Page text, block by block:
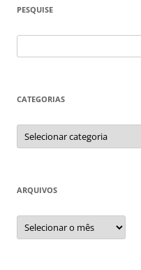
PESQUISE
por:
CATEGORIAS
Categorias
ARQUIVOS
Arquivos